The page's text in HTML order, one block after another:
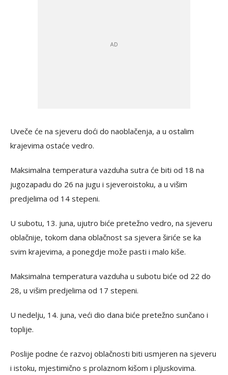
Uveče će na sjeveru doći do naoblačenja, a u ostalim
krajevima ostaće vedro.
Maksimalna temperatura vazduha sutra će biti od 18 na
jugozapadu do 26 na jugu i sjeveroistoku, a u višim
predjelima od 14 stepeni.
U subotu, 13. juna, ujutro biće pretežno vedro, na sjeveru
oblačnije, tokom dana oblačnost sa sjevera širiće se ka
svim krajevima, a ponegdje može pasti i malo kiše.
Maksimalna temperatura vazduha u subotu biće od 22 do
28, u višim predjelima od 17 stepeni.
U nedelju, 14. juna, veći dio dana biće pretežno sunčano i
toplije.
Poslije podne će razvoj oblačnosti biti usmjeren na sjeveru
i istoku, mjestimično s prolaznom kišom i pljuskovima.